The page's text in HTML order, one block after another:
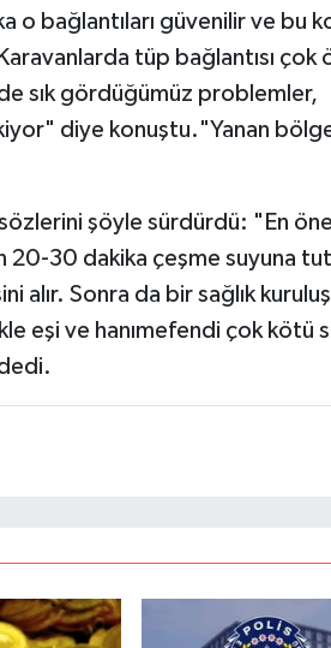
o bağlantıları güvenilir ve bu
tüp bağlantısı çok
sık gördüğümüz problemler,
diye konuştu."Yanan
şöyle sürdürdü: "En
20-30 dakika çeşme suyuna
alır. Sonra da bir sağlık
eşi ve hanımefendi çok kötü